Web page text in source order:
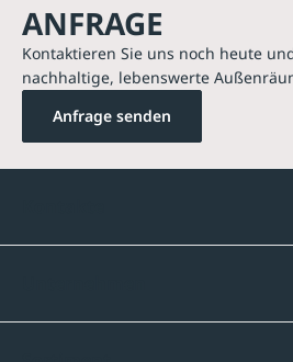
ANFRAGE
Kontaktieren Sie uns noch heute
nachhaltige, lebenswerte
Anfrage senden